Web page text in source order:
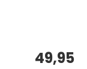
49,95